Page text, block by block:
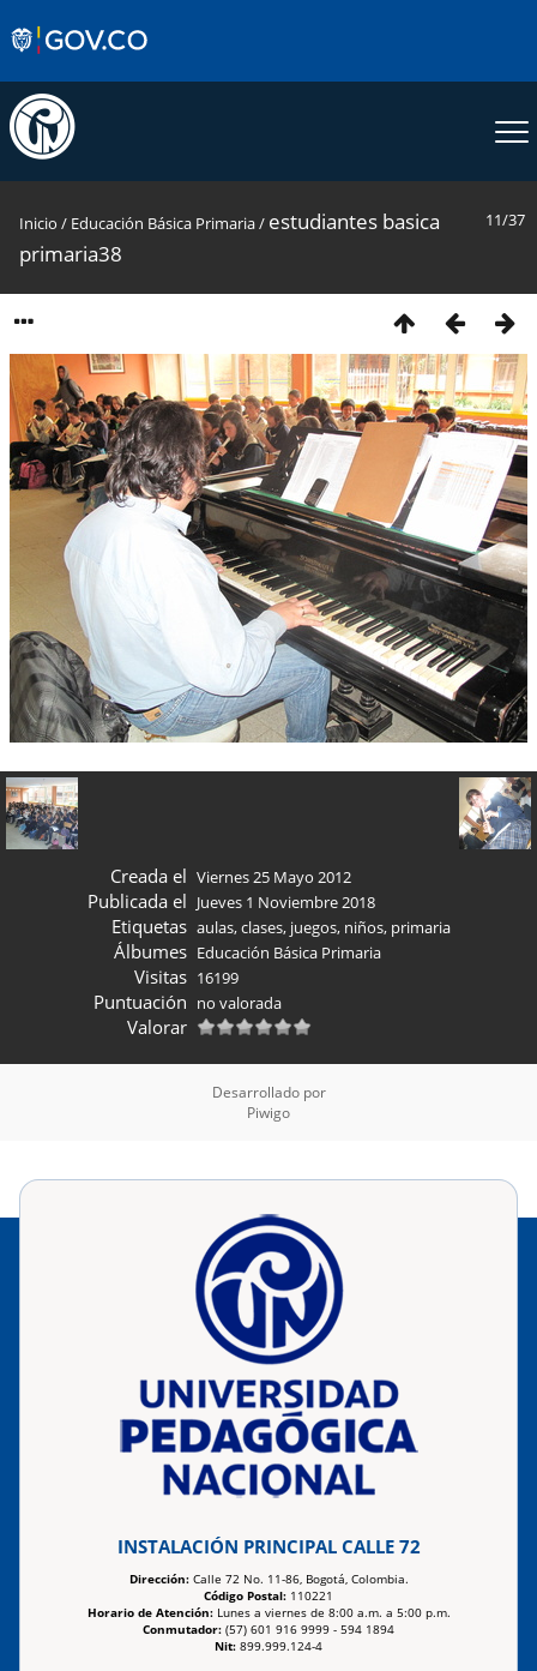
11/37
Inicio / Educación Básica Primaria/ estudiantes basica
primaria38
Creada el Viernes 25 Mayo 2012
Publicada el Jueves 1 Noviembre 2018
Etiquetas aulas,clases, juegos, niños, primaria
Álbumes Educación Básica Primaria
Visitas 16199
Puntuación no valorada
Valorar
Desarrollado por
Piwigo
INSTALACIÓN PRINCIPAL CALLE 72
Dirección:Calle 72 No. 11-86, Bogotá, Colombia.
Código Postal: 110221
Horario de Atención:Lunes a viernes de 8:00 a.m. a 5:00 p.m.
Conmutador: (57) 601 916 9999 - 594 1894
Nit: 899.999.124-4